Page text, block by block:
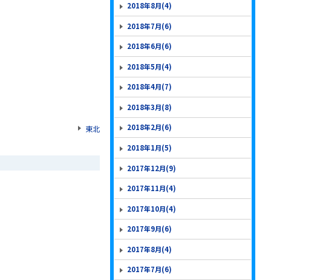
東北
2018年8月(4)
2018年7月(6)
2018年6月(6)
2018年5月(4)
2018年4月(7)
2018年3月(8)
2018年2月(6)
2018年1月(5)
2017年12月(9)
2017年11月(4)
2017年10月(4)
2017年9月(6)
2017年8月(4)
2017年7月(6)